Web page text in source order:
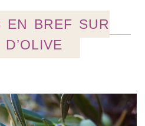
EN BREF SUR
D’OLIVE